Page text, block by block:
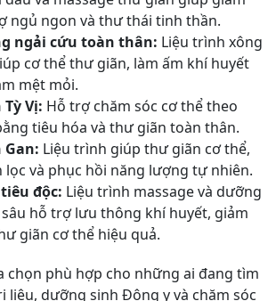
ngủ ngon và thư thái tinh thần.
ngải cứu toàn thân: Liệu trình xông
cơ thể thư giãn, làm ấm khí huyết
mệt mỏi.
Vị: Hỗ trợ chăm sóc cơ thể theo
tiêu hóa và thư giãn toàn thân.
Liệu trình giúp thư giãn cơ thể,
và phục hồi năng lượng tự nhiên.
độc: Liệu trình massage và dưỡng
hỗ trợ lưu thông khí huyết, giảm
giãn cơ thể hiệu quả.
chọn phù hợp cho những ai đang tìm
liệu, dưỡng sinh Đông y và chăm sóc